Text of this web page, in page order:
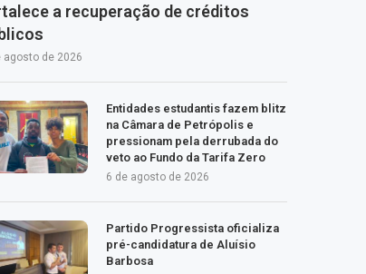
a recuperação de créditos
agosto de 2026
Entidades estudantis fazem blitz
na Câmara de Petrópolis e
pressionam pela derrubada do
veto ao Fundo da Tarifa Zero
6 de agosto de 2026
Partido Progressista oficializa
pré-candidatura de Aluísio
Barbosa